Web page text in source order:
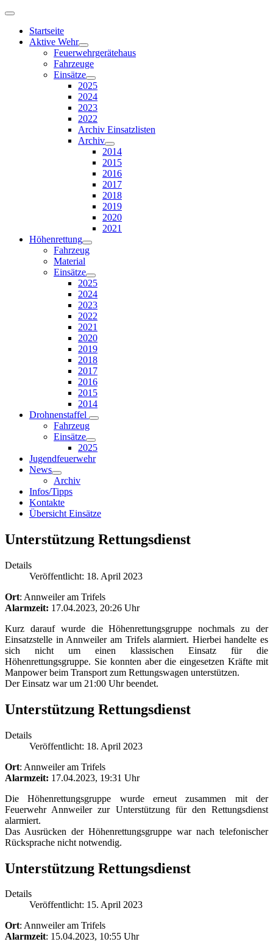
Startseite
Aktive Wehr
Feuerwehrgerätehaus
Fahrzeuge
Einsätze
2025
2024
2023
2022
Archiv Einsatzlisten
Archiv
2014
2015
2016
2017
2018
2019
2020
2021
Höhenrettung
Fahrzeug
Material
Einsätze
2025
2024
2023
2022
2021
2020
2019
2018
2017
2016
2015
2014
Drohnenstaffel
Fahrzeug
Einsätze
2025
Jugendfeuerwehr
News
Archiv
Infos/Tipps
Kontakte
Übersicht Einsätze
Unterstützung Rettungsdienst
Details
Veröffentlicht: 18. April 2023
Ort: Annweiler am Trifels
Alarmzeit: 17.04.2023, 20:26 Uhr
Kurz darauf wurde die Höhenrettungsgruppe nochmals zu der
Einsatzstelle in Annweiler am Trifels alarmiert. Hierbei handelte es
sich nicht um einen klassischen Einsatz für die
Höhenrettungsgruppe. Sie konnten aber die eingesetzen Kräfte mit
Manpower beim Transport zum Rettungswagen unterstützen.
Der Einsatz war um 21:00 Uhr beendet.
Unterstützung Rettungsdienst
Details
Veröffentlicht: 18. April 2023
Ort: Annweiler am Trifels
Alarmzeit: 17.04.2023, 19:31 Uhr
Die Höhenrettungsgruppe wurde erneut zusammen mit der
Feuerwehr Annweiler zur Unterstützung für den Rettungsdienst
alarmiert.
Das Ausrücken der Höhenrettungsgruppe war nach telefonischer
Rücksprache nicht notwendig.
Unterstützung Rettungsdienst
Details
Veröffentlicht: 15. April 2023
Ort: Annweiler am Trifels
Alarmzeit: 15.04.2023, 10:55 Uhr